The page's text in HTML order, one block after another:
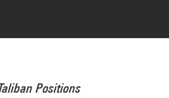
Positions
MNAM-CCI/Georges Meguerditchian/Dist.